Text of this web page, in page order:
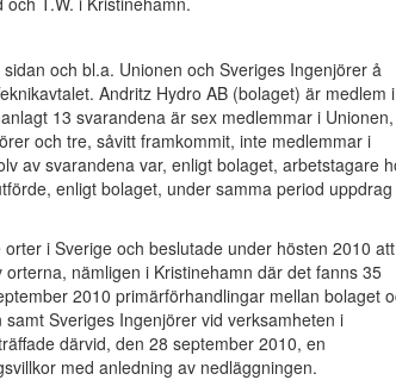
och bl.a. Unionen och Sveriges Ingenjörer å
Andritz Hydro AB (bolaget) är medlem i
13 svarandena är sex medlemmar i Unionen,
och tre, såvitt framkommit, inte medlemmar i
av svarandena var, enligt bolaget, arbetstagare
enligt bolaget, under samma period
i Sverige och beslutade under hösten 2010 att
nämligen i Kristinehamn där det fanns 35
2010 primärförhandlingar mellan bolaget
Sveriges Ingenjörer vid verksamheten i
därvid, den 28 september 2010, en
med anledning av nedläggningen.